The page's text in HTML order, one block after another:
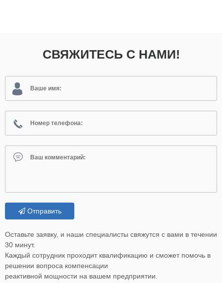
СВЯЖИТЕСЬ С НАМИ!
Отправить
Оставьте заявку, и наши специалисты свяжутся с вами в течении
30 минут.
Каждый сотрудник проходит квалификацию и сможет помочь в
решении вопроса компенсации
реактивной мощности на вашем предприятии.